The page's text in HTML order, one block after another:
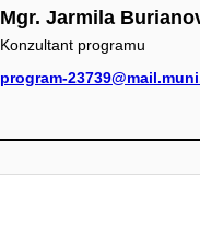
Mgr. Jarmila
Konzultant programu
program-